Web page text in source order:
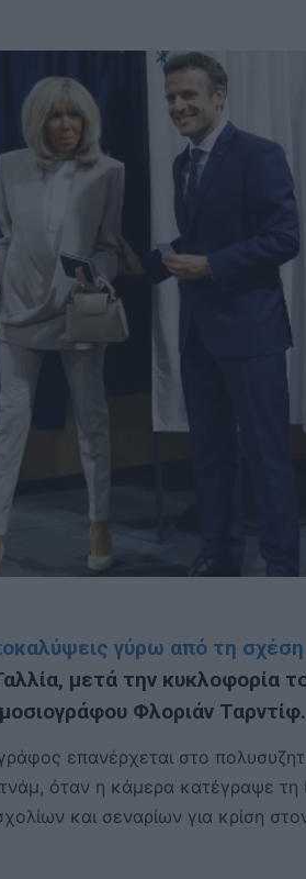
γύρω από τη
μετά την κυκλοφορία
Φλοριάν Ταρντίφ.
επανέρχεται στο
όταν η κάμερα κατέγραψε
και σεναρίων για κρίση